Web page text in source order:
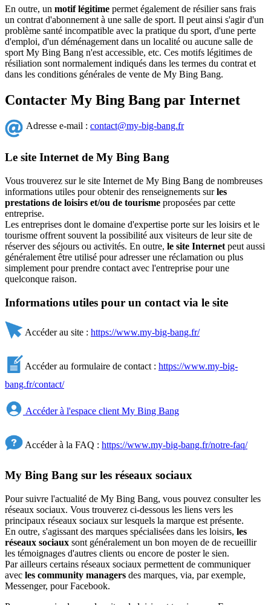
En outre, un motif légitime permet également de résilier sans frais
un contrat d'abonnement à une salle de sport. Il peut ainsi s'agir d'un
problème santé incompatible avec la pratique du sport, d'une perte
d'emploi, d'un déménagement dans un localité ou aucune salle de
sport My Bing Bang n'est accessible, etc. Ces motifs légitimes de
résiliation sont normalement indiqués dans les termes du contrat et
dans les conditions générales de vente de My Bing Bang.
Contacter My Bing Bang par Internet
Adresse e-mail : contact@my-big-bang.fr
Le site Internet de My Bing Bang
Vous trouverez sur le site Internet de My Bing Bang de nombreuses
informations utiles pour obtenir des renseignements surles
prestations de loisirs et/ou de tourisme proposées par cette
entreprise.
Les entreprises dont le domaine d'expertise porte sur les loisirs et le
tourisme offrent souvent la possibilité aux visiteurs de leur site de
réserver des séjours ou activités. En outre, le site Internet peut aussi
généralement être utilisé pour adresser une réclamation ou plus
simplement pour prendre contact avec l'entreprise pour une
quelconque raison.
Informations utiles pour un contact via le site
Accéder au site : https://www.my-big-bang.fr/
Accéder au formulaire de contact : https://www.my-big-
bang.fr/contact/
Accéder à l'espace client My Bing Bang
Accéder à la FAQ : https://www.my-big-bang.fr/notre-faq/
My Bing Bang sur les réseaux sociaux
Pour suivre l'actualité de My Bing Bang, vous pouvez consulter les
réseaux sociaux. Vous trouverez ci-dessous les liens vers les
principaux réseaux sociaux sur lesquels la marque est présente.
En outre, s'agissant des marques spécialisées dans les loisirs, les
réseaux sociaux sont généralement un bon moyen de de recueillir
les témoignages d'autres clients ou encore de poster le sien.
Par ailleurs certains réseaux sociaux permettent de communiquer
avec les community managers des marques, via, par exemple,
Messenger, pour Facebook.